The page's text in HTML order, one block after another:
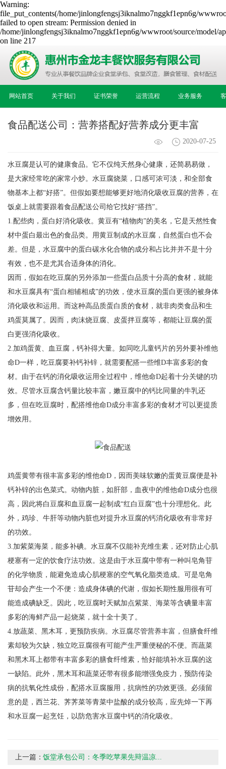
Warning:
file_put_contents(/home/jinlongfengsj3iknalmo7nggkf1epn6g/
failed to open stream: Permission denied in
/home/jinlongfengsj3iknalmo7nggkf1epn6g/wwwroot/source/model/
on line 217
网站首页 关于我们 证书荣誉 运营流程 业务服务
食品配送公司：营养搭配好营养成分更丰富
2020-07-25
水豆腐是认可的健康食品。它不仅纯天然身心健康，还简易易做，
是大家经常吃的家常小炒。水豆腐烧菜，口感可浓可淡，和全部食
物基本上都“好搭”。但假如要想能够更好地消化吸收豆腐的营养，在
饭桌上就需要跟着食品配送公司给它找好“搭挡”。
1.配些肉，蛋白好消化吸收。黄豆有“植物肉”的美名，它是天然性食
材中蛋白最出色的食品类。用黄豆制成的水豆腐，自然蛋白也不会
差。但是，水豆腐中的蛋白碳水化合物的成分和占比并并不是十分
有效，也不是尤其合适身体的消化。
因而，假如在吃豆腐的另外添加一些蛋白品质十分高的食材，就能
和水豆腐具有“蛋白相辅相成”的功效，使水豆腐的蛋白更强的被身体
消化吸收和运用。而这种高品质蛋白质的食材，就非肉类食品和生
鸡蛋莫属了。因而，肉沫烧豆腐、皮蛋拌豆腐等，都能让豆腐的蛋
白更强消化吸收。
2.加鸡蛋黄、血豆腐，钙补得大量。如同吃儿童钙片的另外要补维他
命D一样，吃豆腐要补钙补锌，就需要配搭一些维D丰富多彩的食
材。由于在钙的消化吸收运用全过程中，维他命D起着十分关键的功
效。尽管水豆腐含钙量比较丰富，嫩豆腐中的钙比同量的牛乳还
多，但在吃豆腐时，配搭维他命D成分丰富多彩的食材才可以更提质
增效用。
鸡蛋黄带有很丰富多彩的维他命D，因而美味软嫩的蛋黄豆腐便是补
钙补锌的出色菜式。动物内脏，如肝部，血夜中的维他命D成分也很
高，因此将白豆腐和血豆腐一起制成“红白豆腐”也十分理想化。此
外，鸡珍、牛肝等动物内脏也对提升水豆腐的钙消化吸收有非常好
的功效。
3.加紫菜海菜，能多补碘。水豆腐不仅能补充维生素，还对防止心肌
梗塞有一定的饮食疗法功效。这是由于水豆腐中带有一种叫皂角苷
的化学物质，能避免造成心肌梗塞的空气氧化脂类造成。可是皂角
苷却会产生一个不便：造成身体碘的代谢，假如长期性服用很有可
能造成碘缺乏。因此，吃豆腐时天赋加点紫菜、海菜等含碘量丰富
多彩的海鲜产品一起烧菜，就十全十美了。
4.放蔬菜、黑木耳，更预防疾病。水豆腐尽管营养丰富，但膳食纤维
素却较为欠缺，独立吃豆腐很有可能产生严重便秘的不便。而蔬菜
和黑木耳上都带有丰富多彩的膳食纤维素，恰好能填补水豆腐的这
一缺陷。此外，黑木耳和蔬菜还带有很多能增强免疫力，预防传染
病的抗氧化性成份，配搭水豆腐服用，抗病性的功效更强。必须留
意的是，西兰花、荠荠菜等青菜中盐酸的成分较高，应先焯一下再
和水豆腐一起烹饪，以防危害水豆腐中钙的消化吸收。
上一篇：饭堂承包公司：冬季吃苹果先辩温凉...